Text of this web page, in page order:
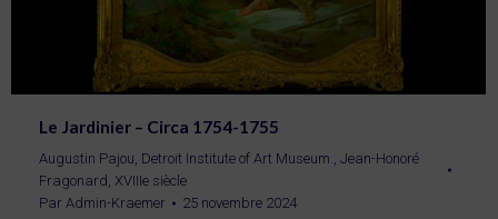
Le Jardinier – Circa 1754-1755
Augustin Pajou, Detroit Institute of Art Museum., Jean-Honoré
Fragonard , XVIIIe siècle
Par Admin-Kraemer 25 novembre 2024